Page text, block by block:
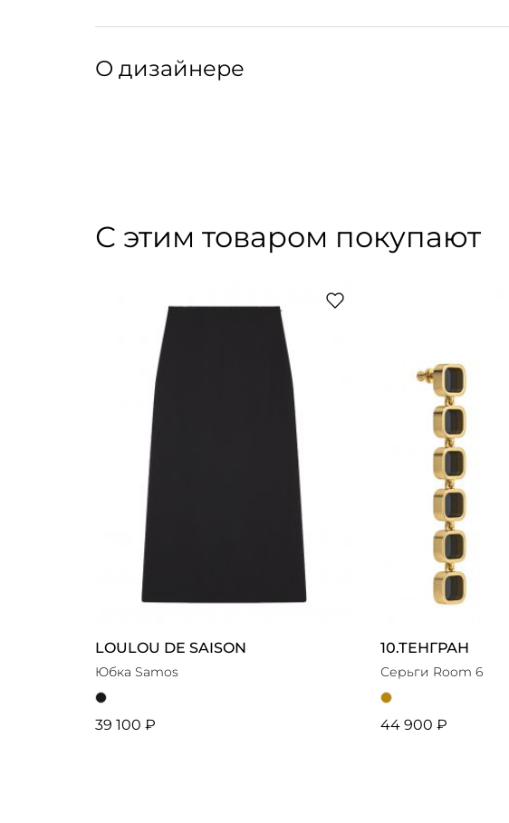
Свободный силуэт прямого кроя, двубортная застежка на
Артикул производителя: SANCIA
О дизайнере
С этим товаром покупают
LOULOU DE SAISON
Юбка Samos
39 100 ₽
10.ТЕНГРАН
Серьги Room 6
44 900 ₽